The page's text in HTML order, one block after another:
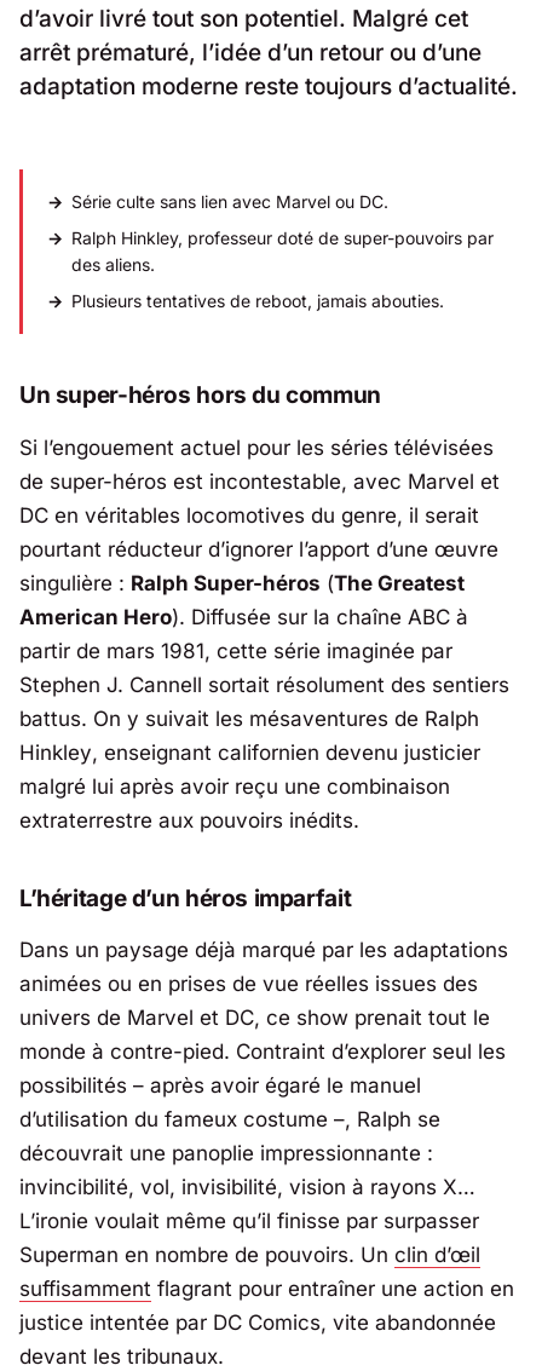
d’avoir livré tout son potentiel. Malgré cet
arrêt prématuré, l’idée d’un retour ou d’une
adaptation moderne reste toujours d’actualité.
Série culte sans lien avec Marvel ou DC.
Ralph Hinkley, professeur doté de super-pouvoirs par
des aliens.
Plusieurs tentatives de reboot, jamais abouties.
Un super-héros hors du commun
Si l’engouement actuel pour les séries télévisées
de super-héros est incontestable, avec Marvel et
DC en véritables locomotives du genre, il serait
pourtant réducteur d’ignorer l’apport d’une œuvre
singulière : Ralph Super-héros (The Greatest
American Hero). Diffusée sur la chaîne ABC à
partir de mars 1981, cette série imaginée par
Stephen J. Cannell sortait résolument des sentiers
battus. On y suivait les mésaventures de Ralph
Hinkley, enseignant californien devenu justicier
malgré lui après avoir reçu une combinaison
extraterrestre aux pouvoirs inédits.
L’héritage d’un héros imparfait
Dans un paysage déjà marqué par les adaptations
animées ou en prises de vue réelles issues des
univers de Marvel et DC, ce show prenait tout le
monde à contre-pied. Contraint d’explorer seul les
possibilités – après avoir égaré le manuel
d’utilisation du fameux costume –, Ralph se
découvrait une panoplie impressionnante :
invincibilité, vol, invisibilité, vision à rayons X…
L’ironie voulait même qu’il finisse par surpasser
Superman en nombre de pouvoirs. Un clin d’œil
suffisamment flagrant pour entraîner une action en
justice intentée par DC Comics, vite abandonnée
devant les tribunaux.